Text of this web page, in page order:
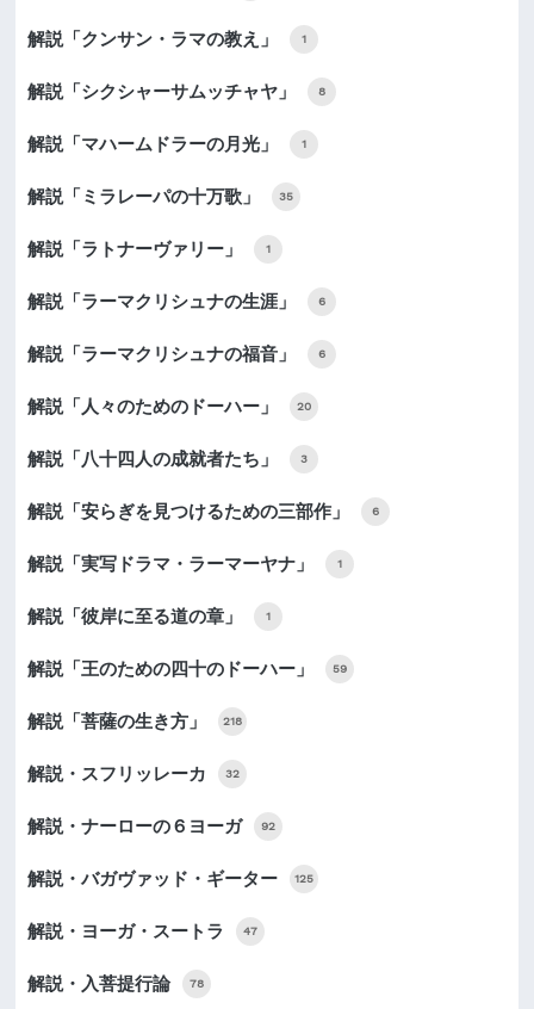
解説「クンサン・ラマの教え」 1
解説「シクシャーサムッチャヤ」 8
解説「マハームドラーの月光」 1
解説「ミラレーパの十万歌」 35
解説「ラトナーヴァリー」 1
解説「ラーマクリシュナの生涯」 6
解説「ラーマクリシュナの福音」 6
解説「人々のためのドーハー」 20
解説「八十四人の成就者たち」 3
解説「安らぎを見つけるための三部作」 6
解説「実写ドラマ・ラーマーヤナ」 1
解説「彼岸に至る道の章」 1
解説「王のための四十のドーハー」 59
解説「菩薩の生き方」 218
解説・スフリッレーカ 32
解説・ナーローの６ヨーガ 92
解説・バガヴァッド・ギーター 125
解説・ヨーガ・スートラ 47
解説・入菩提行論 78